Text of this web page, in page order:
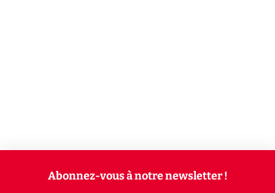
Abonnez-vous à notre newsletter !